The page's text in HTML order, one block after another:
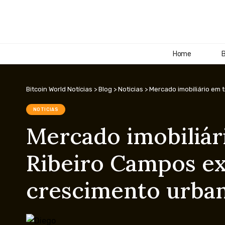
Home
Bitcoin World Notícias > Blog > Noticias > Mercado imobiliário em
NOTICIAS
Mercado
Ribeiro Campos
crescimento